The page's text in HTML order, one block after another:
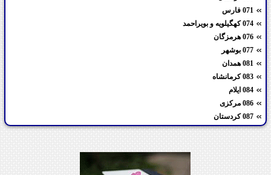
071 فارس
074 کهگیلویه و بویراحمد
076 هرمزگان
077 بوشهر
081 همدان
083 کرمانشاه
084 ایلام
086 مرکزی
087 کردستان